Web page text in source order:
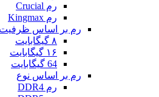
رم Crucial
رم Kingmax
رم بر اساس ظرفیت
۸ گیگابایت
۱۶ گیگابایت
64 گیگابایت
رم بر اساس نوع
رم DDR4